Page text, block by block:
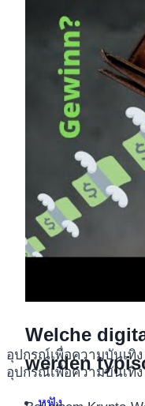
อุปกรณ์เพื่อความบันเทิง
อุปกรณ์เพื่อความบันเทิง
หูฟัง
Welche
werden